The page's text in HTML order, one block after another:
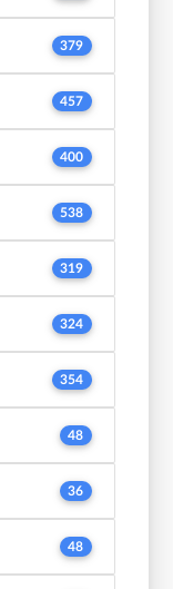
379
457
400
538
319
324
354
48
36
48